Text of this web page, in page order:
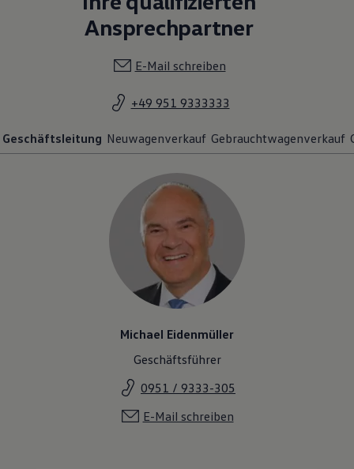
Ansprechpartner
E-Mail schreiben
+49 951 9333333
Geschäftsleitung Neuwagenverkauf Gebrauchtwagenverkauf
Michael Eidenmüller
Geschäftsführer
0951 / 9333-305
E-Mail schreiben